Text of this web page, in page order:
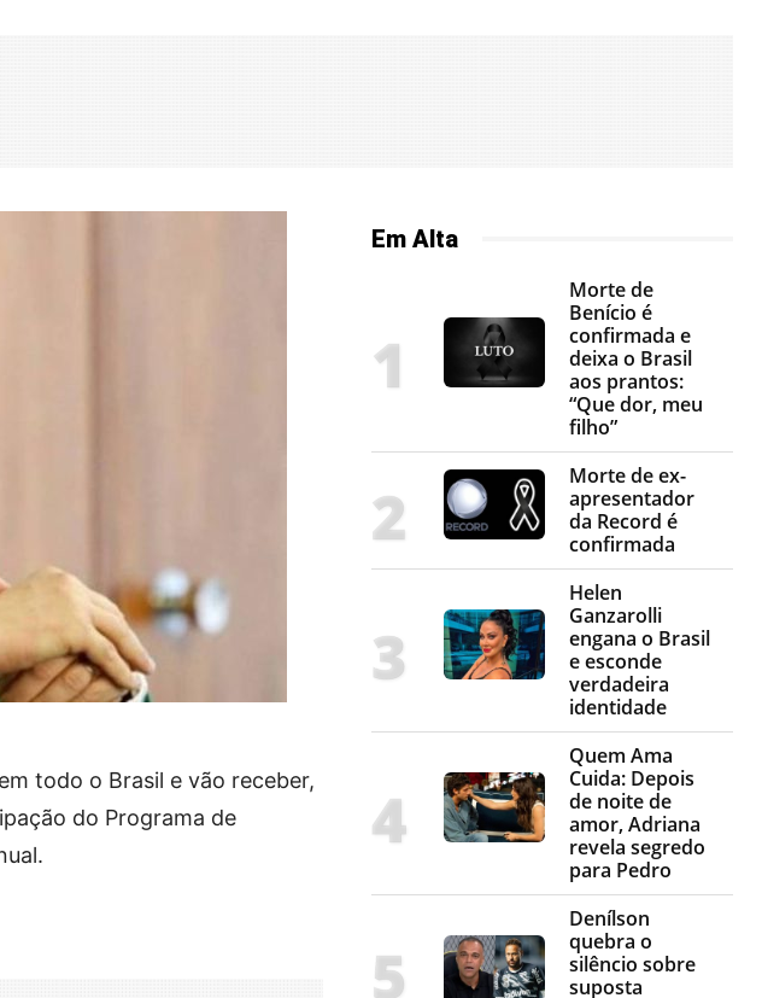
todo o Brasil e vão receber,
do Programa de
Em Alta
Morte de
Benício é
confirmada e
deixa o Brasil
aos prantos:
“Que dor, meu
filho”
Morte de ex-
apresentador
da Record é
confirmada
Helen
Ganzarolli
engana o Brasil
e esconde
verdadeira
identidade
Quem Ama
Cuida: Depois
de noite de
amor, Adriana
revela segredo
para Pedro
Denílson
quebra o
silêncio sobre
suposta